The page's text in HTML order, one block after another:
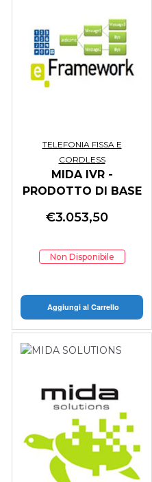
TELEFONIA FISSA E
CORDLESS
MIDA IVR -
PRODOTTO DI BASE
€3.053,50
Non Disponibile
Aggiungi al Carrello